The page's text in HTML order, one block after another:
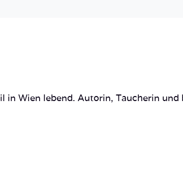
in Wien lebend. Autorin, Taucherin und